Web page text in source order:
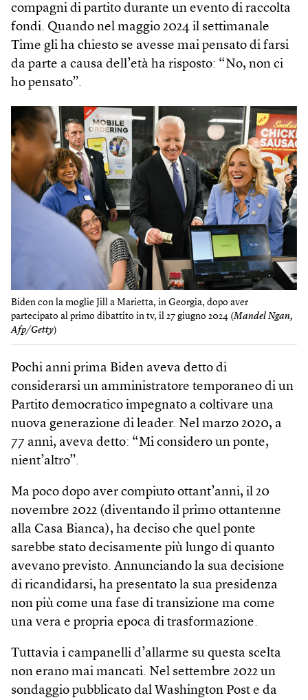
compagni di partito durante un evento di raccolta
fondi. Quando nel maggio 2024 il settimanale
Time gli ha chiesto se avesse mai pensato di farsi
da parte a causa dell’età ha risposto: “No, non ci
ho pensato”.
Biden con la moglie Jill a Marietta, in Georgia, dopo aver
partecipato al primo dibattito in tv, il 27 giugno 2024 (Mandel Ngan,
Afp/Getty)
Pochi anni prima Biden aveva detto di
considerarsi un amministratore temporaneo di un
Partito democratico impegnato a coltivare una
nuova generazione di leader. Nel marzo 2020, a
77 anni, aveva detto: “Mi considero un ponte,
nient’altro”.
Ma poco dopo aver compiuto ottant’anni, il 20
novembre 2022 (diventando il primo ottantenne
alla Casa Bianca), ha deciso che quel ponte
sarebbe stato decisamente più lungo di quanto
avevano previsto. Annunciando la sua decisione
di ricandidarsi, ha presentato la sua presidenza
non più come una fase di transizione ma come
una vera e propria epoca di trasformazione.
Tuttavia i campanelli d’allarme su questa scelta
non erano mai mancati. Nel settembre 2022 un
sondaggio pubblicato dal Washington Post e da